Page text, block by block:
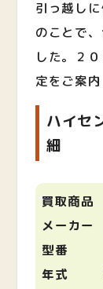
引っ越し
のことで
した。２
定をご案内
ハイセ
細
買取商品
メーカー
型番
年式 ２